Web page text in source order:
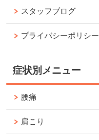
スタッフブログ
プライバシーポリシー
症状別メニュー
腰痛
肩こり